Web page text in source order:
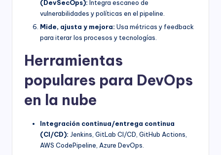
(DevSecOps): Integra escaneo de
vulnerabilidades y políticas en el pipeline.
Mide, ajusta y mejora: Usa métricas y feedback
para iterar los procesos y tecnologías.
Herramientas
populares para DevOps
en la nube
Integración continua/entrega continua
(CI/CD): Jenkins, GitLab CI/CD, GitHub Actions,
AWS CodePipeline, Azure DevOps.